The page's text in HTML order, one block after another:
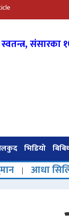
संसारका
भिडियो